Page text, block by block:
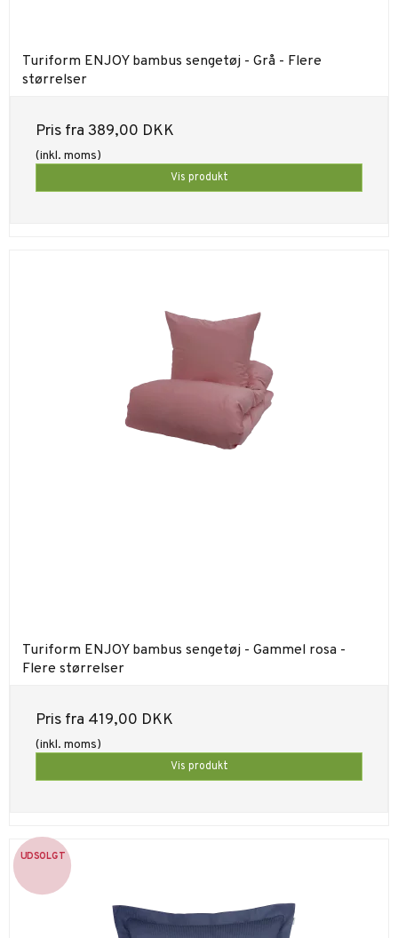
Turiform ENJOY bambus sengetøj - Grå - Flere
størrelser
Pris fra 389,00 DKK
(inkl. moms)
Vis produkt
Turiform ENJOY bambus sengetøj - Gammel rosa -
Flere størrelser
Pris fra 419,00 DKK
(inkl. moms)
Vis produkt
UDSOLGT